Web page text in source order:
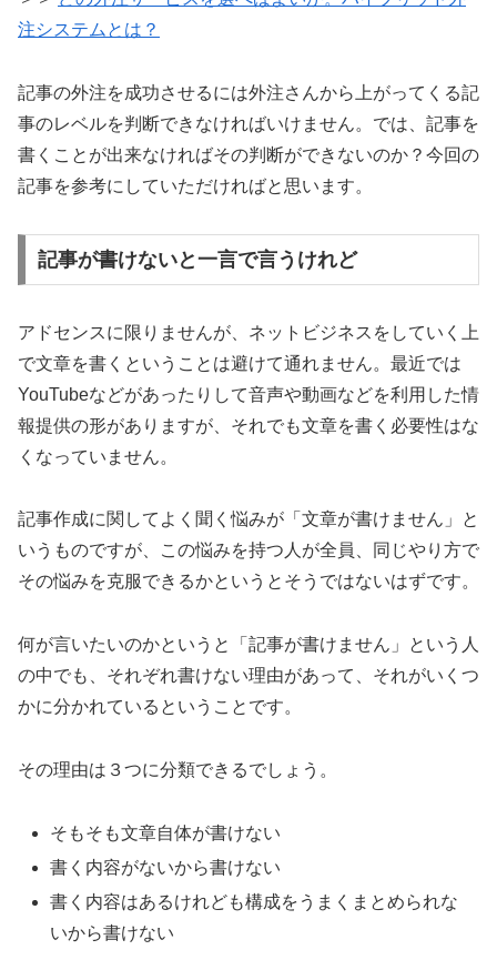
注システムとは？
記事の外注を成功させるには外注さんから上がってくる記
事のレベルを判断できなければいけません。では、記事を
書くことが出来なければその判断ができないのか？今回の
記事を参考にしていただければと思います。
記事が書けないと一言で言うけれど
アドセンスに限りませんが、ネットビジネスをしていく上
で文章を書くということは避けて通れません。最近では
YouTubeなどがあったりして音声や動画などを利用した情
報提供の形がありますが、それでも文章を書く必要性はな
くなっていません。
記事作成に関してよく聞く悩みが「文章が書けません」と
いうものですが、この悩みを持つ人が全員、同じやり方で
その悩みを克服できるかというとそうではないはずです。
何が言いたいのかというと「記事が書けません」という人
の中でも、それぞれ書けない理由があって、それがいくつ
かに分かれているということです。
その理由は３つに分類できるでしょう。
そもそも文章自体が書けない
書く内容がないから書けない
書く内容はあるけれども構成をうまくまとめられな
いから書けない